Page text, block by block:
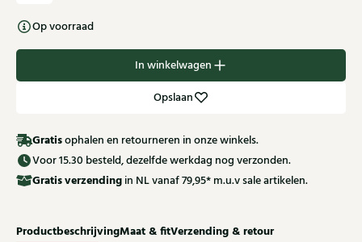
Op voorraad
In winkelwagen
Opslaan
Gratisophalen en retourneren in onze winkels.
Voor 15.30 besteld, dezelfde werkdag nog verzonden.
Gratisverzending in NL vanaf 79,95* m.u.v sale artikelen.
ProductbeschrijvingMaat & fitVerzending & retour